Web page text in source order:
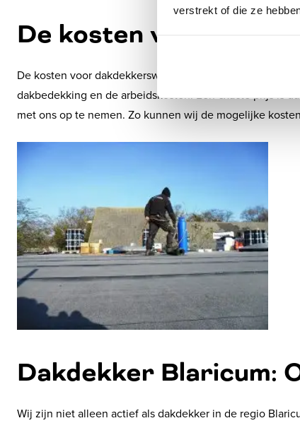
verstrekt of die ze
De kosten van een
De kosten voor dakdekkerswerkzaamheden in
dakbedekking en de arbeidskosten. Een exacte prijs is
met ons op te nemen. Zo kunnen wij de mogelijke
Dakdekker Blaricum:
Wij zijn niet alleen actief als dakdekker in de regio